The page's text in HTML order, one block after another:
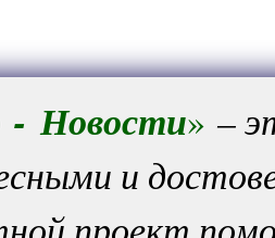
-Новости» –
и